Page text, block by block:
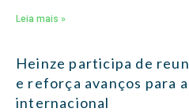
Leia mais »
Heinze participa de
e reforça avanços para
internacional